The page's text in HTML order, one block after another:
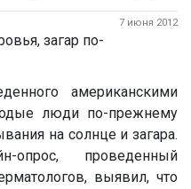
7 июня 2012
американскими
люди по-прежнему
на солнце и загара.
опрос, проведенный
выявил, что